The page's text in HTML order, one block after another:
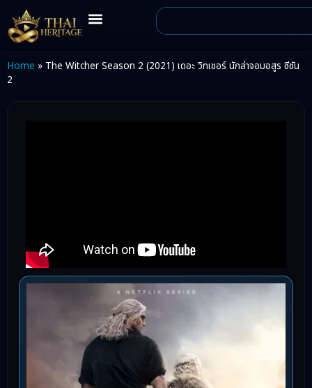
Home » The Witcher Season 2 (2021) เดอะ วิทเชอร์ นักล่าจอมอสูร ซีซัน
2